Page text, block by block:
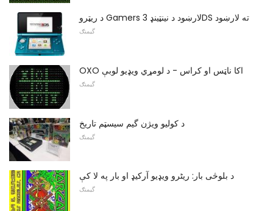
د ریټرو Gamers لارښود د نینټینډ 3DS ته لارښود
گیمنګ
OXO اکا ناټس او کراس - د لومړي ویډیو لوبې
گیمنګ
د کولیو ویژن گیم سیسټم تاریخ
گیمنګ
د بلوڅی بار: ریٹرو ویډیو آرکیډ او بار په لا کې
گیمنګ